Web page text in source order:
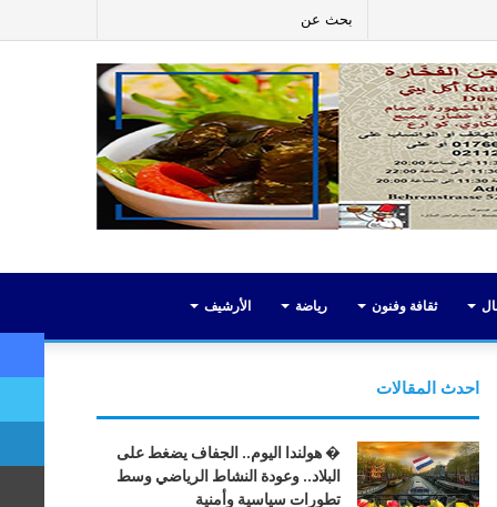
عن
إضافة
عمود
جانبي
ثقافة وفنون رياضة الأرشيف
احدث المقالات
� هولندا اليوم.. الجفاف يضغط على
البلاد.. وعودة النشاط الرياضي وسط
تطورات سياسية وأمنية